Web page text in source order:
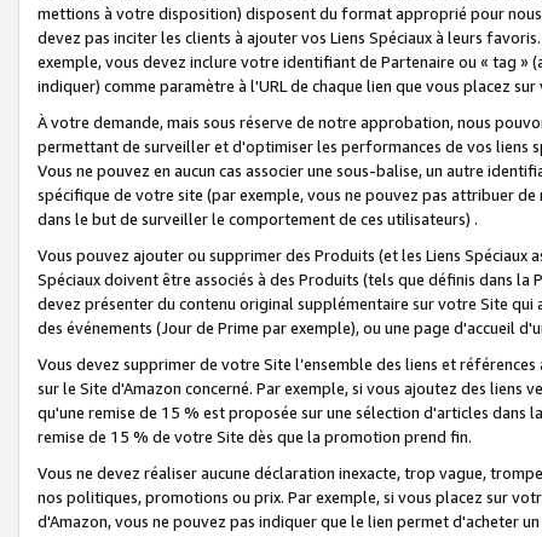
mettions à votre disposition) disposent du format approprié pour
devez pas inciter les clients à ajouter vos Liens Spéciaux à leurs
exemple, vous devez inclure votre identifiant de Partenaire ou « tag
indiquer) comme paramètre à l'URL de chaque lien que vous placez
À votre demande, mais sous réserve de notre approbation, nous
permettant de surveiller et d'optimiser les performances de vos liens
Vous ne pouvez en aucun cas associer une sous-balise, un autre
spécifique de votre site (par exemple, vous ne pouvez pas attribuer
dans le but de surveiller le comportement de ces utilisateurs) .
Vous pouvez ajouter ou supprimer des Produits (et les Liens
Spéciaux doivent être associés à des Produits (tels que définis dans
devez présenter du contenu original supplémentaire sur votre Site qui
des événements (Jour de Prime par exemple), ou une page d'accueil
Vous devez supprimer de votre Site l’ensemble des liens et
sur le Site d'Amazon concerné. Par exemple, si vous ajoutez des
qu'une remise de 15 % est proposée sur une sélection d'articles
remise de 15 % de votre Site dès que la promotion prend fin.
Vous ne devez réaliser aucune déclaration inexacte, trop vague,
nos politiques, promotions ou prix. Par exemple, si vous placez sur
d'Amazon, vous ne pouvez pas indiquer que le lien permet d'acheter